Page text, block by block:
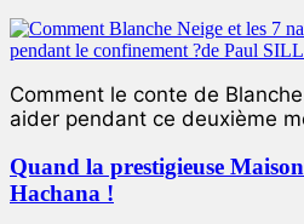
Comment le conte de
aider pendant ce deuxième
Quand la prestigieuse
Hachana !